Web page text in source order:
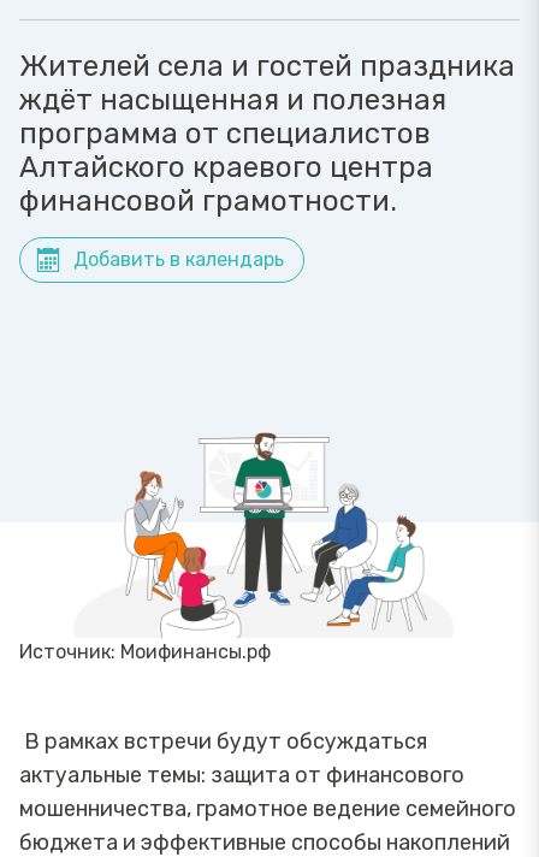
Жителей села и гостей праздника
ждёт насыщенная и полезная
программа от специалистов
Алтайского краевого центра
финансовой грамотности.
Добавить в календарь
Источник: Моифинансы.рф
В рамках встречи будут обсуждаться
актуальные темы: защита от финансового
мошенничества, грамотное ведение семейного
бюджета и эффективные способы накоплений